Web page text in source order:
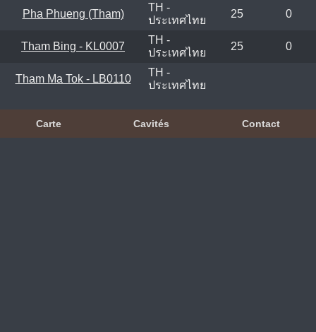
Pha Phueng (Tham)
TH -
ประเทศไทย
25 0
Tham Bing - KL0007
TH -
ประเทศไทย
25 0
Tham Ma Tok - LB0110
TH -
ประเทศไทย
Carte Cavités Contact